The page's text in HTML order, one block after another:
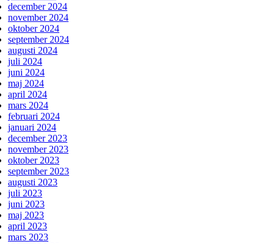
december 2024
november 2024
oktober 2024
september 2024
augusti 2024
juli 2024
juni 2024
maj 2024
april 2024
mars 2024
februari 2024
januari 2024
december 2023
november 2023
oktober 2023
september 2023
augusti 2023
juli 2023
juni 2023
maj 2023
april 2023
mars 2023